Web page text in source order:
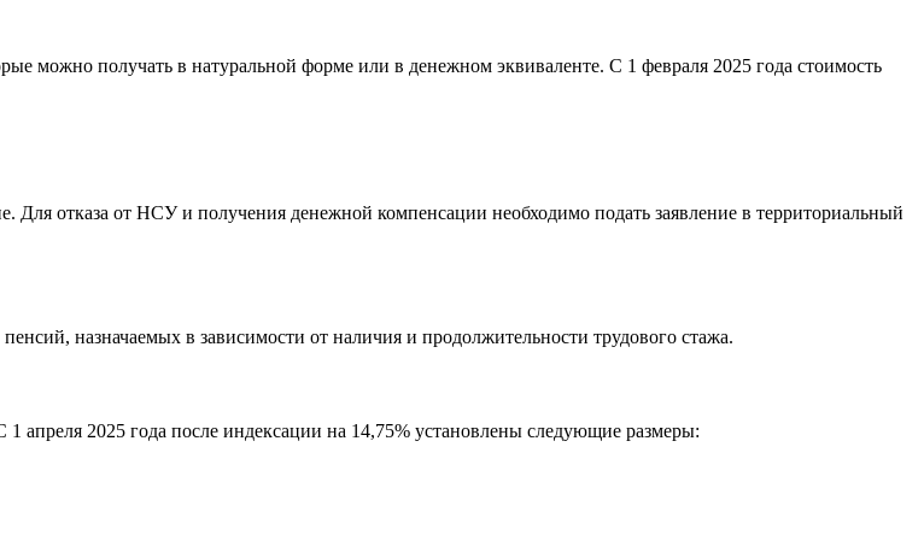
можно получать в натуральной форме или в денежном эквиваленте. С 1 февраля 2025 года стоимость
Для отказа от НСУ и получения денежной компенсации необходимо подать заявление в территориальный
назначаемых в зависимости от наличия и продолжительности трудового стажа.
апреля 2025 года после индексации на 14,75% установлены следующие размеры: